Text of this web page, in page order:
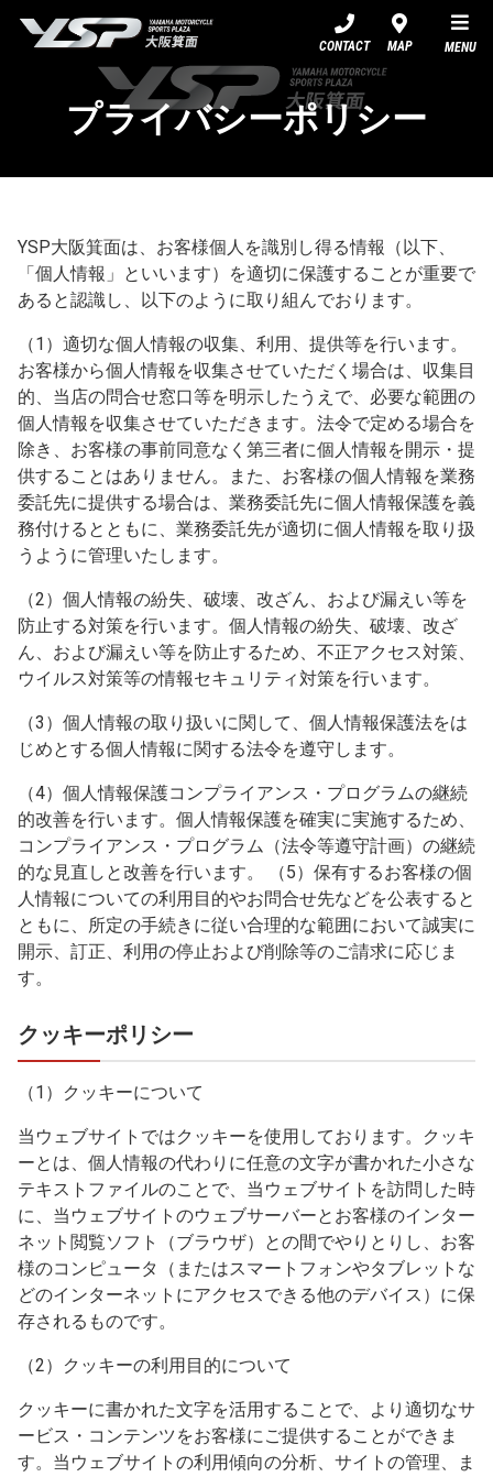
CONTACT MAP MENU
プライバシーポリシー
YSP大阪箕面は、お客様個人を識別し得る情報（以下、
「個人情報」といいます）を適切に保護することが重要で
あると認識し、以下のように取り組んでおります。
（1）適切な個人情報の収集、利用、提供等を行います。
お客様から個人情報を収集させていただく場合は、収集目
的、当店の問合せ窓口等を明示したうえで、必要な範囲の
個人情報を収集させていただきます。法令で定める場合を
除き、お客様の事前同意なく第三者に個人情報を開示・提
供することはありません。また、お客様の個人情報を業務
委託先に提供する場合は、業務委託先に個人情報保護を義
務付けるとともに、業務委託先が適切に個人情報を取り扱
うように管理いたします。
（2）個人情報の紛失、破壊、改ざん、および漏えい等を
防止する対策を行います。個人情報の紛失、破壊、改ざ
ん、および漏えい等を防止するため、不正アクセス対策、
ウイルス対策等の情報セキュリティ対策を行います。
（3）個人情報の取り扱いに関して、個人情報保護法をは
じめとする個人情報に関する法令を遵守します。
（4）個人情報保護コンプライアンス・プログラムの継続
的改善を行います。個人情報保護を確実に実施するため、
コンプライアンス・プログラム（法令等遵守計画）の継続
的な見直しと改善を行います。 （5）保有するお客様の個
人情報についての利用目的やお問合せ先などを公表すると
ともに、所定の手続きに従い合理的な範囲において誠実に
開示、訂正、利用の停止および削除等のご請求に応じま
す。
クッキーポリシー
（1）クッキーについて
当ウェブサイトではクッキーを使用しております。クッキ
ーとは、個人情報の代わりに任意の文字が書かれた小さな
テキストファイルのことで、当ウェブサイトを訪問した時
に、当ウェブサイトのウェブサーバーとお客様のインター
ネット閲覧ソフト（ブラウザ）との間でやりとりし、お客
様のコンピュータ（またはスマートフォンやタブレットな
どのインターネットにアクセスできる他のデバイス）に保
存されるものです。
（2）クッキーの利用目的について
クッキーに書かれた文字を活用することで、より適切なサ
ービス・コンテンツをお客様にご提供することができま
す。当ウェブサイトの利用傾向の分析、サイトの管理、ま